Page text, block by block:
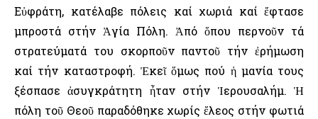
Εὐφράτη, κατέλαβε πόλεις καί χωριά καί ἔφτασε
μπροστά στήν Ἁγία Πόλη. Ἀπό ὅπου περνοῦν τά
στρατεύματά του σκορποῦν παντοῦ τήν ἐρήμωση
καί τήν καταστροφή. Ἐκεῖ ὅμως πού ἡ μανία τους
ξέσπασε ἀσυγκράτητη ἦταν στήν Ἱερουσαλήμ. Ἡ
πόλη τοῦ Θεοῦ παραδόθηκε χωρίς ἔλεος στήν φωτιά